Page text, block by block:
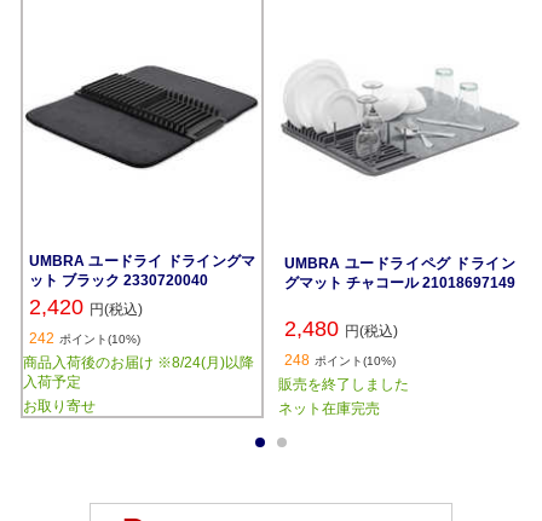
UMBRA ユードライ ドライングマ
ット ブラック 2330720040
2,420 円(税込)
242 ポイント(10%)
商品入荷後のお届け ※8/24(月)以降
入荷予定
お取り寄せ
UMBRA ユードライペグ ドライン
グマット チャコール 21018697149
2,480 円(税込)
248 ポイント(10%)
販売を終了しました
ネット在庫完売